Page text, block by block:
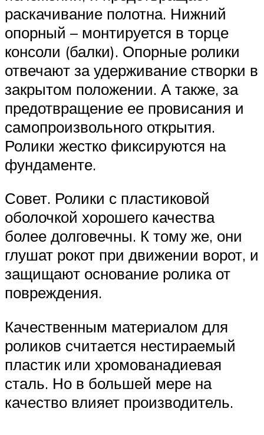
раскачивание полотна. Нижний
опорный – монтируется в торце
консоли (балки). Опорные ролики
отвечают за удерживание створки в
закрытом положении. А также, за
предотвращение ее провисания и
самопроизвольного открытия.
Ролики жестко фиксируются на
фундаменте.
Совет. Ролики с пластиковой
оболочкой хорошего качества
более долговечны. К тому же, они
глушат рокот при движении ворот, и
защищают основание ролика от
повреждения.
Качественным материалом для
роликов считается нестираемый
пластик или хромованадиевая
сталь. Но в большей мере на
качество влияет производитель.